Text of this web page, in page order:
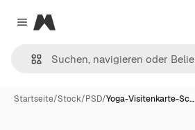
Close menu
Magnific
Startseite/Stock/PSD/Yoga-Visitenkarte-Sc…